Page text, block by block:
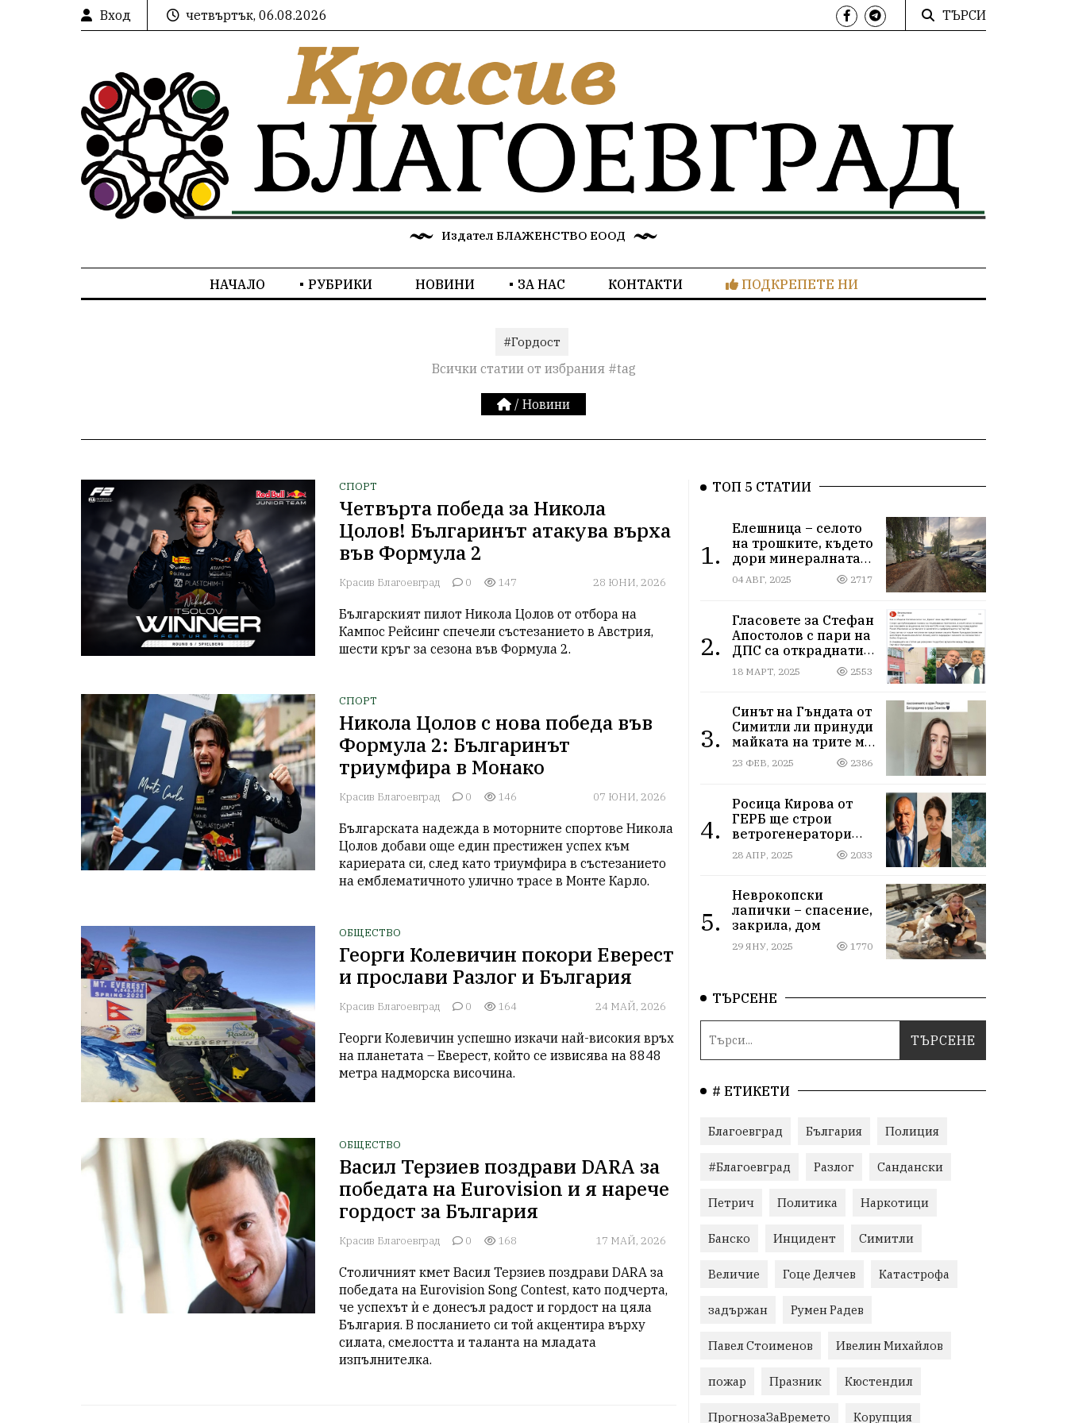
Вход четвъртък, 06.08.2026 ТЪРСИ
Издател БЛАЖЕНСТВО ЕООД
НАЧАЛО РУБРИКИ НОВИНИ ЗА НАС КОНТАКТИ ПОДКРЕПЕТЕ НИ
#Гордост
Всички статии от избрания #tag
/ Новини
СПОРТ
Четвърта победа за Никола
Цолов! Българинът атакува върха
във Формула 2
Красив Благоевград 0 147 28 ЮНИ, 2026
Българският пилот Никола Цолов от отбора на
Кампос Рейсинг спечели състезанието в Австрия,
шести кръг за сезона във Формула 2.
СПОРТ
Никола Цолов с нова победа във
Формула 2: Българинът
триумфира в Монако
Красив Благоевград 0 146 07 ЮНИ, 2026
Българската надежда в моторните спортове Никола
Цолов добави още един престижен успех към
кариерата си, след като триумфира в състезанието
на емблематичното улично трасе в Монте Карло.
ОБЩЕСТВО
Георги Колевичин покори Еверест
и прослави Разлог и България
Красив Благоевград 0 164 24 МАЙ, 2026
Георги Колевичин успешно изкачи най-високия връх
на планетата – Еверест, който се извисява на 8848
метра надморска височина.
ОБЩЕСТВО
Васил Терзиев поздрави DARA за
победата на Eurovision и я нарече
гордост за България
Красив Благоевград 0 168 17 МАЙ, 2026
Столичният кмет Васил Терзиев поздрави DARA за
победата на Eurovision Song Contest, като подчерта,
че успехът ѝ е донесъл радост и гордост на цяла
България. В посланието си той акцентира върху
силата, смелостта и таланта на младата
изпълнителка.
ТОП 5 СТАТИИ
1.
Елешница – селото
на трошките, където
дори минералната
вода не може да
измие срама
04 АВГ, 2025 2717
2.
Гласовете за Стефан
Апостолов с пари на
ДПС са откраднати
от Иван Герчев,
медия бухалка го
18 МАРТ, 2025 2553
3.
Синът на Гъндата от
Симитли ли принуди
майката на трите му
деца да се самоубие?
Къде са
23 ФЕВ, 2025 2386
4.
Росица Кирова от
ГЕРБ ще строи
ветрогенератори
върху пасища в
Осоговската планина
28 АПР, 2025 2033
5.
Неврокопски
лапички – спасение,
закрила, дом
29 ЯНУ, 2025 1770
ТЪРСЕНЕ
# ЕТИКЕТИ
Благоевград България Полиция
#Благоевград Разлог Сандански
Петрич Политика Наркотици
Банско Инцидент Симитли
Величие Гоце Делчев Катастрофа
задържан Румен Радев
Павел Стоименов Ивелин Михайлов
пожар Празник Кюстендил
ПрогнозаЗаВремето Корупция